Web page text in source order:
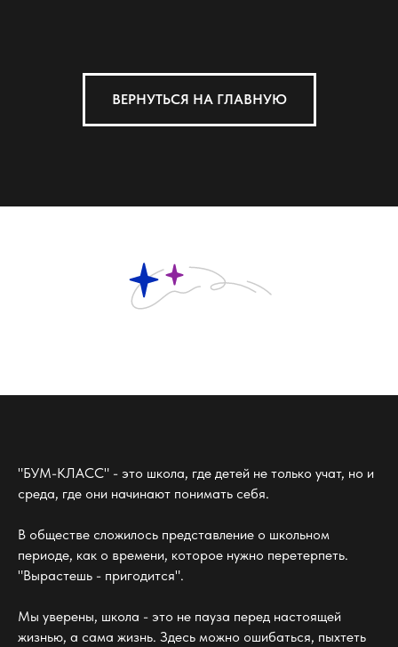
ВЕРНУТЬСЯ НА ГЛАВНУЮ
"БУМ-КЛАСС" - это школа, где детей не только учат, но и
среда, где они начинают понимать себя.
В обществе сложилось представление о школьном
периоде, как о времени, которое нужно перетерпеть.
"Вырастешь - пригодится".
Мы уверены, школа - это не пауза перед настоящей
жизнью, а сама жизнь. Здесь можно ошибаться, пыхтеть